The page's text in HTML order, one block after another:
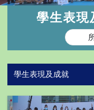
學生表
學生表現及成就